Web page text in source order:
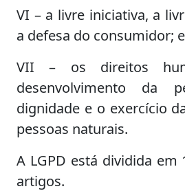
VI – a livre iniciativa, a
a defesa do consumidor; e
VII – os direitos
desenvolvimento da
dignidade e o exercício
pessoas naturais.
A LGPD está dividida em
artigos.